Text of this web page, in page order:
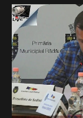
Dispozitie de
31.07.2026
Download
Distribuie și tu